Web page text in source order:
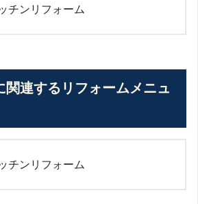
チンリフォーム
関連するリフォームメニュ
チンリフォーム